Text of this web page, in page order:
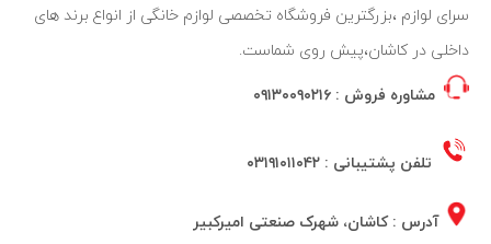
سرای لوازم ،بزرگترین فروشگاه تخصصی لوازم خانگی از انواع برند های
داخلی در کاشان،پیش روی شماست.
مشاوره فروش : ۰۹۱۳۰۰۹۰۲۱۶
تلفن پشتیبانی : ۰۳۱۹۱۰۱۱۰۴۲
آدرس : کاشان، شهرک صنعتی امیرکبیر